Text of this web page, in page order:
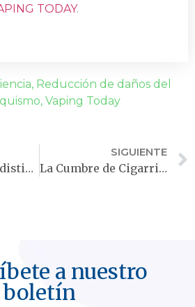
TODAY.
, Reducción de daños del
, Vaping Today
Vapear sabores distintos al de «tabaco» aumenta las posibilidades de dejar de fumar
SIGUIENTE
La Cumbre de Cigarrillos Electrónicos le apuesta al diálogo y la ciencia para lograr un mejor control del tabaco
a nuestro
boletín